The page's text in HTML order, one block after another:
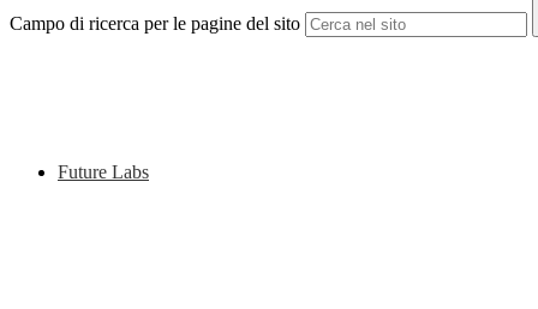
Campo di ricerca per le pagine del sito
Future Labs